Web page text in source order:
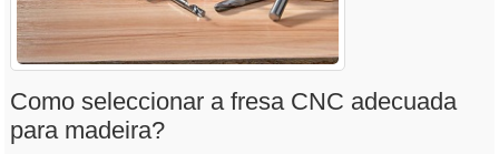
Como seleccionar a fresa CNC adecuada
para madeira?